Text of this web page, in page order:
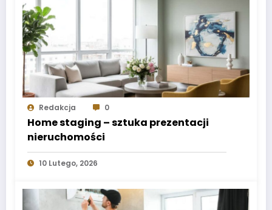
Redakcja 0
Home staging – sztuka prezentacji
nieruchomości
10 Lutego, 2026